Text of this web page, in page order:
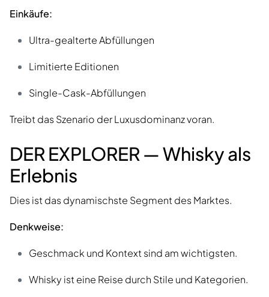
Einkäufe:
Ultra-gealterte Abfüllungen
Limitierte Editionen
Single-Cask-Abfüllungen
Treibt das Szenario der Luxusdominanz voran.
DER EXPLORER — Whisky als
Erlebnis
Dies ist das dynamischste Segment des Marktes.
Denkweise:
Geschmack und Kontext sind am wichtigsten.
Whisky ist eine Reise durch Stile und Kategorien.